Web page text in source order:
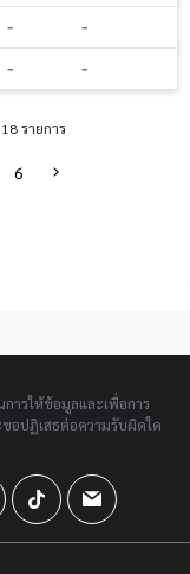
- -
- -
รายการ
6
ารให้ข้อมูลและเพื่อการ
อปฏิเสธต่อความรับผิดใด